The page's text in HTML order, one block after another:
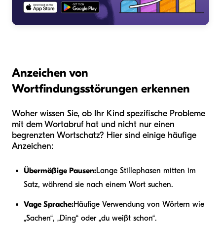
Anzeichen von
Wortfindungsstörungen erkennen
Woher wissen Sie, ob Ihr Kind spezifische Probleme
mit dem Wortabruf hat und nicht nur einen
begrenzten Wortschatz? Hier sind einige häufige
Anzeichen:
Übermäßige Pausen:Lange Stillephasen mitten im
Satz, während sie nach einem Wort suchen.
Vage Sprache:Häufige Verwendung von Wörtern wie
„Sachen“, „Ding“ oder „du weißt schon“.